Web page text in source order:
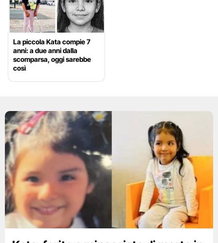
La piccola Kata compie 7
anni: a due anni dalla
scomparsa, oggi sarebbe
così